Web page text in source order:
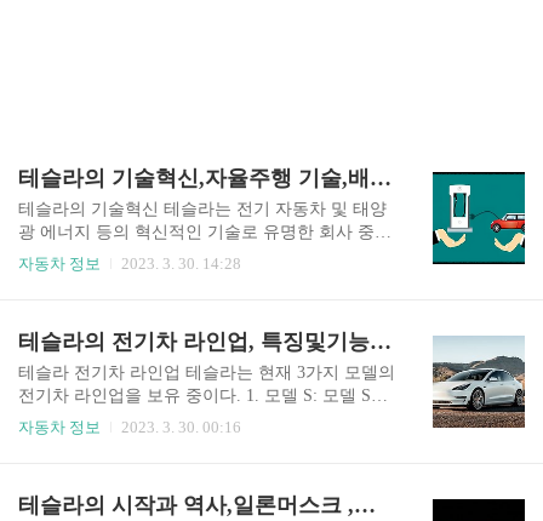
테슬라의 기술혁신,자율주행 기술,배터리 충전 인프라
테슬라의 기술혁신 테슬라는 전기 자동차 및 태양
광 에너지 등의 혁신적인 기술로 유명한 회사 중하
나이다. 이들의 기술 혁신 중 일부는 다음과 같다.
시스템을 만드는 데 중점을 두고 있다. 2. 배터리
기술 - 테슬라는 자사의 전기 자동차에 사용하는
배터리 기술을 개발하고 있다. 이들은 더욱 효율적
이고 안정적인 리튬 이온 배터리를 개발하여 자동
차의 주행 거리와 성능을 대폭 향상했다. 3. 자율주
공지능 기술을 이용하여 자동차를 스스로 주행할
자동차 정보 2023. 3. 30. 14:28
테슬라의 전기차 라인업, 특징및기능,안전성등급
테슬라 전기차 라인업 테슬라는 현재 3가지 모델의
전기차 라인업을 보유 중이다. 1. 모델 S: 모델 S는
테슬라의 대형세단 모델로 일렉트릭 세단 자동차
기능과 대형 17인치 터치 스크린을 탑재하고 있다.
자동차 정보 2023. 3. 30. 00:16
테슬라의 시작과 역사,일론머스크 ,자율주행 모델S